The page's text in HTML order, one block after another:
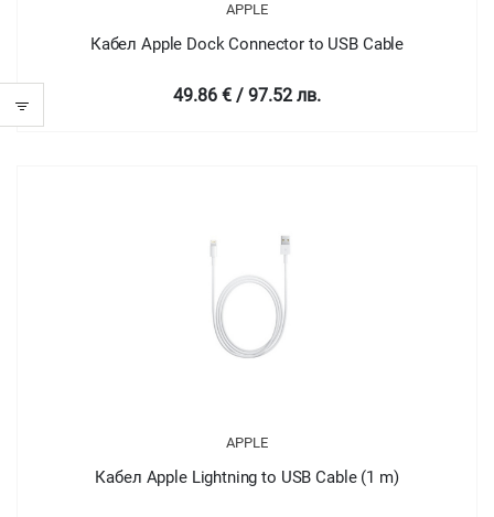
APPLE
Кабел Apple Dock Connector to USB Cable
49.86 € / 97.52 лв.
APPLE
Кабел Apple Lightning to USB Cable (1 m)